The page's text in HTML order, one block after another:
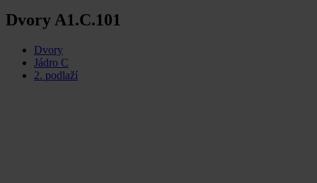
Dvory A1.C.101
Dvory
Jádro C
2. podlaží